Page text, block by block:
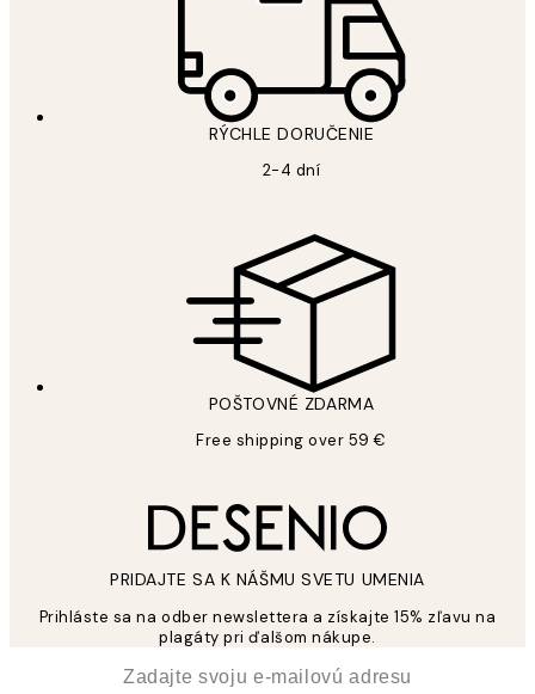
RÝCHLE DORUČENIE
2-4 dní
POŠTOVNÉ ZDARMA
Free shipping over 59 €
PRIDAJTE SA K NÁŠMU SVETU UMENIA
Prihláste sa na odber newslettera a získajte 15% zľavu na
plagáty pri ďalšom nákupe.